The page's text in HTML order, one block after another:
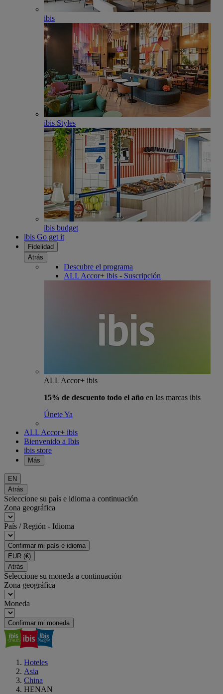
ibis
ibis Styles
ibis budget
ibis Go get it
Fidelidad
Atrás
Descubre el programa
ALL Accor+ ibis - Suscripción
ALL Accor+ ibis
15% de descuento todo el año en las marcas ibis
Únete Ya
ALL Accor+ ibis
Bienvenido a Ibis
ibis store
Más
EN
Atrás
Seleccione su país e idioma a continuación
Zona geográfica
País / Región - Idioma
Confirmar mi país e idioma
EUR (€)
Atrás
Seleccione su moneda a continuación
Zona geográfica
Moneda
Confirmar mi moneda
Hoteles
Asia
China
HENAN